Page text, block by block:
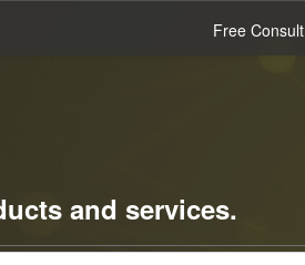
Free Consult
and services.